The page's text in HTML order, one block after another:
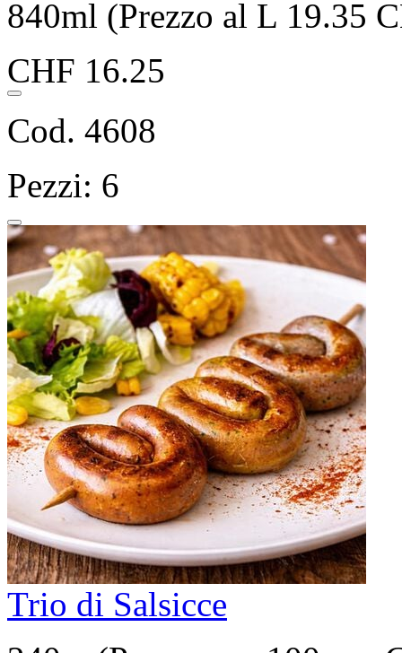
840ml (Prezzo al L 19.35
CHF 16.25
Cod. 4608
Pezzi: 6
Trio di Salsicce